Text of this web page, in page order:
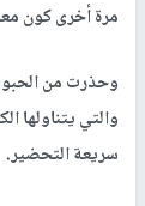
مرة أخرى كون
والتي يتناولها
سريعة التحضير.